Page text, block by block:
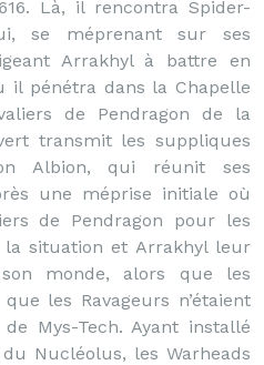
Là, il rencontra Spider-
se méprenant sur ses
Arrakhyl à battre en
il pénétra dans la Chapelle
de Pendragon de la
transmit les suppliques
Albion, qui réunit ses
une méprise initiale où
de Pendragon pour les
la situation et Arrakhyl leur
monde, alors que les
les Ravageurs n’étaient
Mys-Tech. Ayant installé
Nucléolus, les Warheads